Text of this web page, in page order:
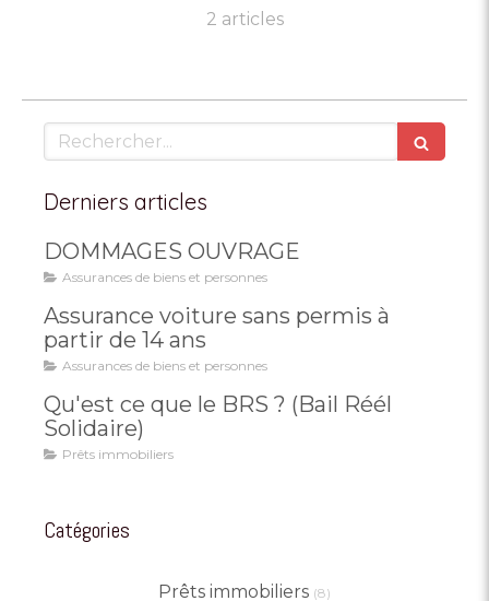
2 articles
Rechercher
Derniers articles
DOMMAGES OUVRAGE
Assurances de biens et personnes
Assurance voiture sans permis à
partir de 14 ans
Assurances de biens et personnes
Qu'est ce que le BRS ? (Bail Réél
Solidaire)
Prêts immobiliers
Catégories
Prêts immobiliers (8)